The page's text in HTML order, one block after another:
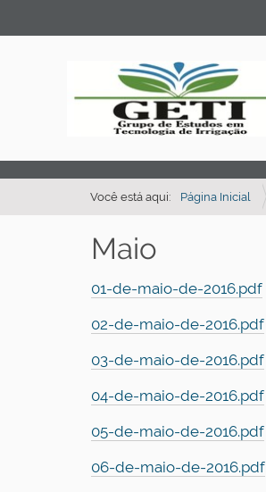
Você está aqui: Página Inicial
Maio
01-de-maio-de-2016.pdf
02-de-maio-de-2016.pdf
03-de-maio-de-2016.pdf
04-de-maio-de-2016.pdf
05-de-maio-de-2016.pdf
06-de-maio-de-2016.pdf